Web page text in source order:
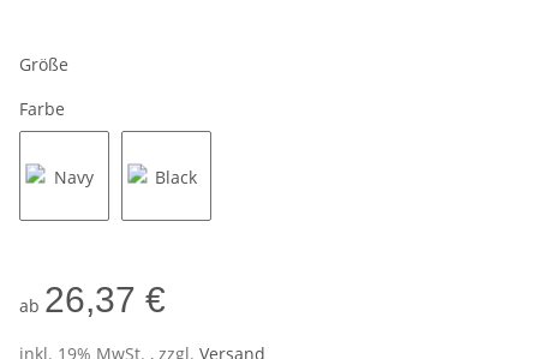
Größe
Farbe
ab 26,37 €
inkl. 19% MwSt. , zzgl. Versand